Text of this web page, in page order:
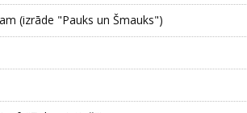
(izrāde "Pauks un Šmauks")